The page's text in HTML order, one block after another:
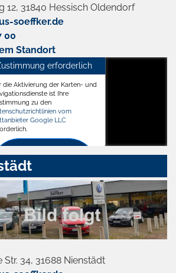
12, 31840 Hessisch Oldendorf
soeffker.de
00
Standort
Hessisch Oldendorf
erforderlich
die Aktivierung der Karten- und
ist Ihre
zu den
vom
Google LLC
Zustimmen
aktivieren
34, 31688 Nienstädt